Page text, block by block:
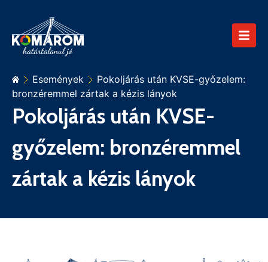
Események
Pokoljárás után KVSE-győzelem:
bronzéremmel zártak a kézis lányok
Pokoljárás után KVSE-
győzelem: bronzéremmel
zártak a kézis lányok